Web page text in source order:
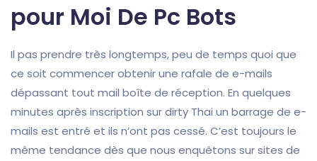
pour Moi De Pc Bots
Il pas prendre très longtemps, peu de temps quoi que
ce soit commencer obtenir une rafale de e-mails
dépassant tout mail boîte de réception. En quelques
minutes après inscription sur dirty Thai un barrage de e-
mails est entré et ils n’ont pas cessé. C’est toujours le
même tendance dès que nous enquêtons sur sites de